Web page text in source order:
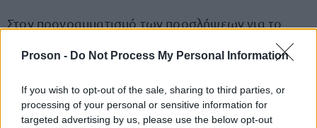
Proson - Do Not Process My Personal Information
If you wish to opt-out of the sale, sharing to third parties, or
processing of your personal or sensitive information for
targeted advertising by us, please use the below opt-out
Στον προγραμματισμό των προσλήψεων για το
οι προσλήψεις από τις κατηγορίες ΥΕ και
ΔΕ είναι περίπου 2.500.Για αυτούς δεν θα γίνει
μοριοδότησης, διευκρίνισε.